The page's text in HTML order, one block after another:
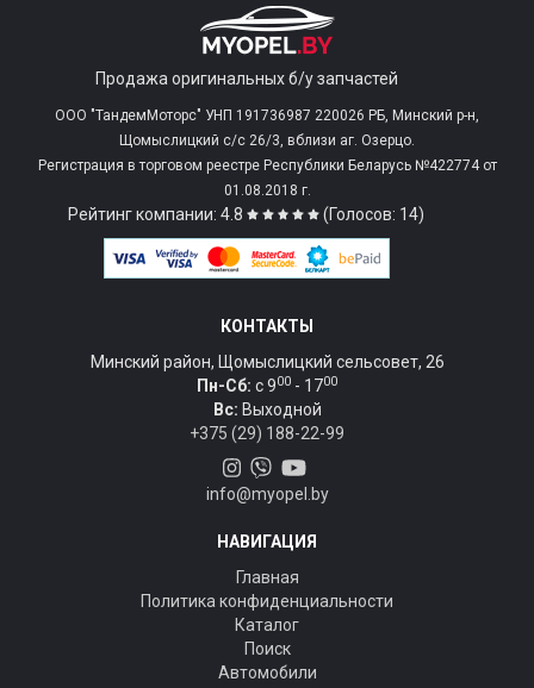
Продажа оригинальных б/у запчастей
ООО "ТандемМоторс" УНП 191736987 220026 РБ, Минский р-н,
Щомыслицкий с/c 26/3, вблизи аг. Озерцо.
Регистрация в торговом реестре Республики Беларусь №422774 от
01.08.2018 г.
Рейтинг компании: 4.8 (Голосов: 14)
КОНТАКТЫ
Минский район, Щомыслицкий сельсовет, 26
Пн-Сб: c 900 - 1700
Вс: Выходной
+375 (29) 188-22-99
info@myopel.by
НАВИГАЦИЯ
Главная
Политика конфиденциальности
Каталог
Поиск
Автомобили